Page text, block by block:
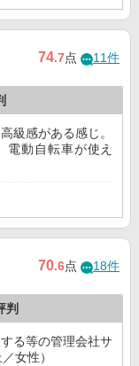
74.7点 11件
級感がある感じ。
電動自転車が使え
70.6点 18件
判
る等の管理会社サ
女性）